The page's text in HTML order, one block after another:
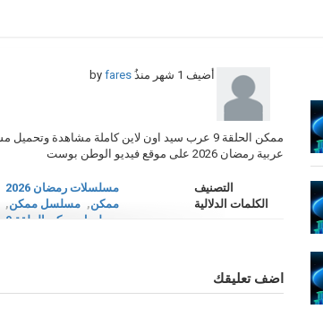
أضيف 1 شهر منذُ by
fares
عربية رمضان 2026 على موقع فيديو الوطن بوست
التصنيف
مسلسلات رمضان 2026
الكلمات الدلالية
ممكن, مسلسل ممكن,
مسلسل ممكن الحلقة 9
اضف تعليقك